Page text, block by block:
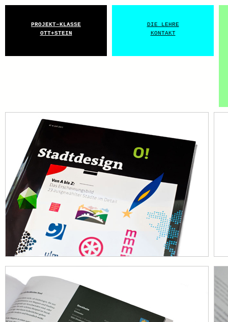
PROJEKT–KLASSE
OTT+STEIN
DIE LEHRE
KONTAKT